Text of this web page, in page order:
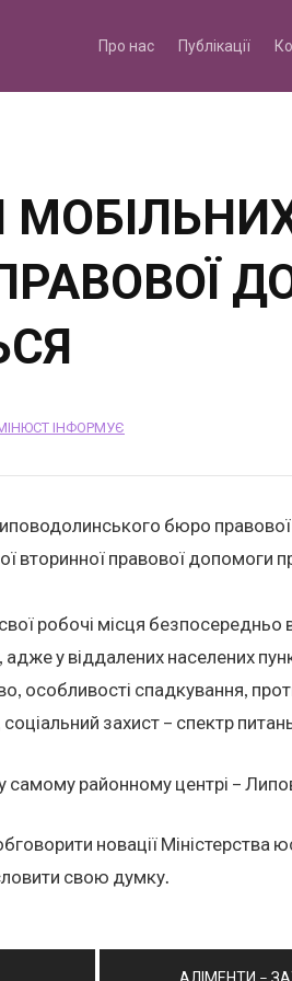
Про нас Публікації
ІНФОРМУЄ
бюро
вторинної правової допомоги
робочі місця безпосередньо
у віддалених населених
особливості спадкування,
захист – спектр
районному центрі –
новації Міністерства
свою думку.
АЛІМЕНТИ –